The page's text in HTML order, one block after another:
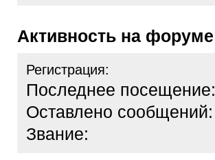
Активность на форуме
Регистрация:
Последнее посещение:
Оставлено сообщений:
Звание: